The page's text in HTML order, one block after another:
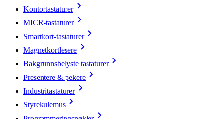
Kontortastaturer
MICR-tastaturer
Smartkort-tastaturer
Magnetkortlesere
Bakgrunnsbelyste tastaturer
Presentere & pekere
Industritastaturer
Styrekulemus